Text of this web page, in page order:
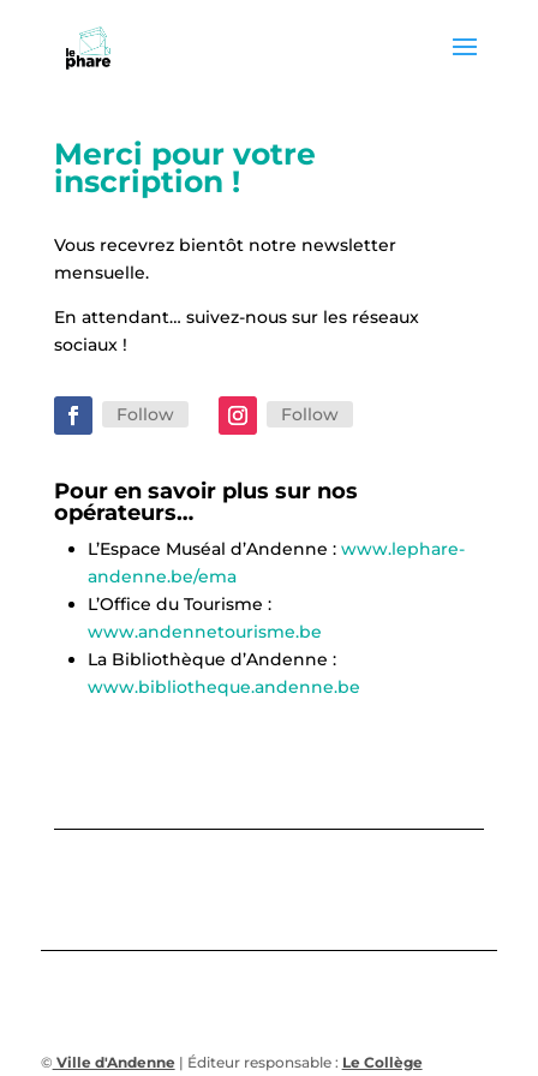
Content
navigation
Merci pour votre
inscription !
Vous recevrez bientôt notre newsletter
mensuelle.
En attendant… suivez-nous sur les réseaux
sociaux !
Follow Follow
Pour en savoir plus sur nos
opérateurs…
L’Espace Muséal d’Andenne : www.lephare-
andenne.be/ema
L’Office du Tourisme :
www.andennetourisme.be
La Bibliothèque d’Andenne :
www.bibliotheque.andenne.be
© Ville d'Andenne| Éditeur responsable : Le Collège